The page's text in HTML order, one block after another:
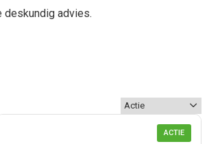
deskundig advies.
ACTIE